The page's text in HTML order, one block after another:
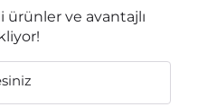
ürünler ve avantajlı